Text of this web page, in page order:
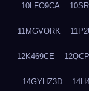
10LFO9CA
11MGVORK
12K469CE
14GYHZ3D